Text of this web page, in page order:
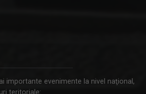
importante evenimente la nivel naţional,
teritoriale: